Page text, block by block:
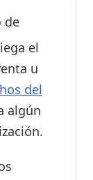
de
el
u
del
algún